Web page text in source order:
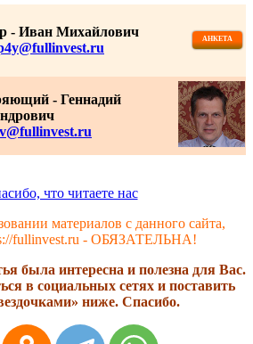
- Иван Михайлович
АНКЕТА
- Геннадий
материалов с данного сайта,
fullinvest.ru - ОБЯЗАТЕЛЬНА!
была интересна и полезна для Вас.
в социальных сетях и поставить
ниже. Спасибо.